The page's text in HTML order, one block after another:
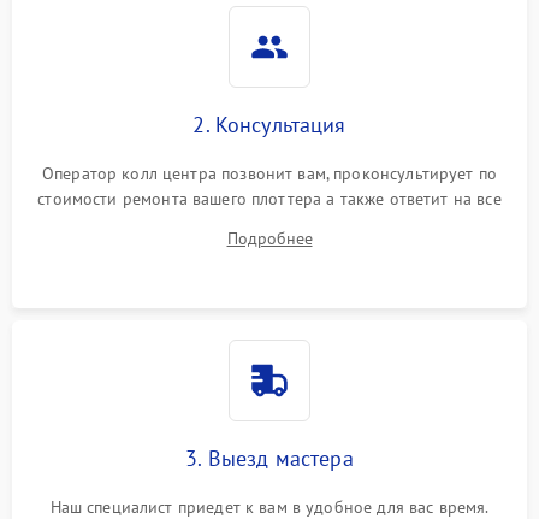
2. Консультация
Оператор колл центра позвонит вам, проконсультирует по
стоимости ремонта вашего плоттера а также ответит на все
Подробнее
3. Выезд мастера
Наш специалист приедет к вам в удобное для вас время.